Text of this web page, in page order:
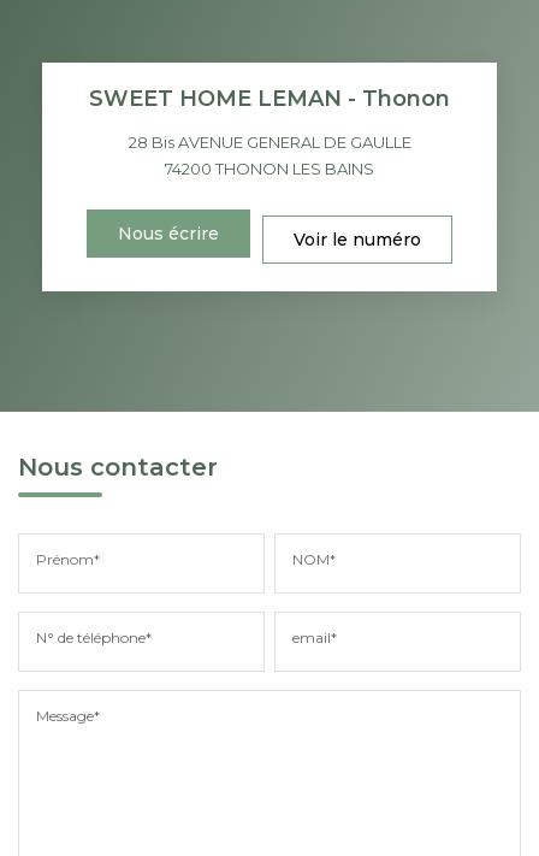
SWEET HOME LEMAN - Thonon
28 Bis AVENUE GENERAL DE GAULLE
74200THONON LES BAINS
Nous écrire Voir le numéro
Nous contacter
Prénom* NOM*
N° de téléphone* email*
Message*